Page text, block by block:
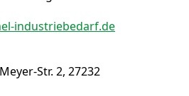
industriebedarf.de
Str. 2, 27232